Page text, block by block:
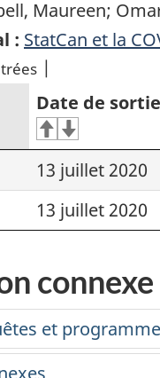
Maureen;
: StatCan et la
Date de sortie
13 juillet 2020
13 juillet 2020
connexe